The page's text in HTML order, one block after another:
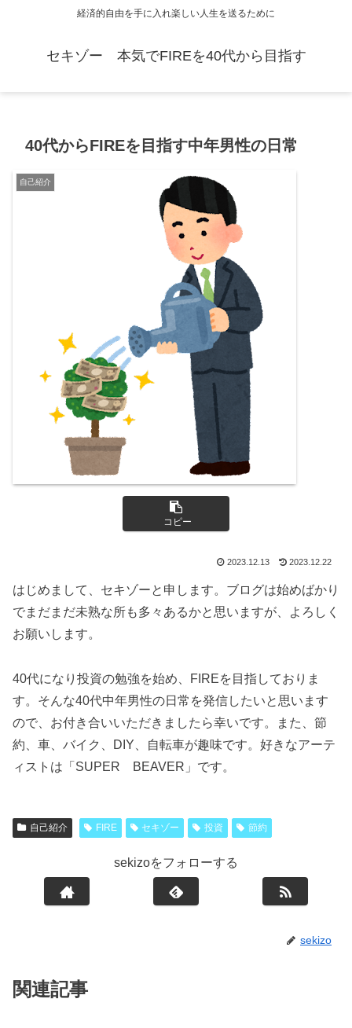
経済的自由を手に入れ楽しい人生を送るために
セキゾー 本気でFIREを40代から目指す
40代からFIREを目指す中年男性の日常
自己紹介
コピー
2023.12.13 2023.12.22
はじめまして、セキゾーと申します。ブログは始めばかり
でまだまだ未熟な所も多々あるかと思いますが、よろしく
お願いします。
40代になり投資の勉強を始め、FIREを目指しておりま
す。そんな40代中年男性の日常を発信したいと思います
ので、お付き合いいただきましたら幸いです。また、節
約、車、バイク、DIY、自転車が趣味です。好きなアーテ
ィストは「SUPER BEAVER」です。
自己紹介 FIRE セキゾー 投資 節約
sekizoをフォローする
sekizo
関連記事